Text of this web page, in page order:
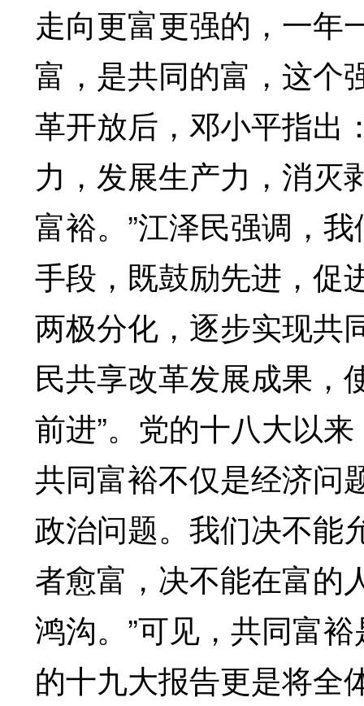
走向更富更强的，一年
富，是共同的富，这个
革开放后，邓小平指出
力，发展生产力，消灭
富裕。”江泽民强调，
手段，既鼓励先进，促
两极分化，逐步实现共
民共享改革发展成果，
前进”。党的十八大以
共同富裕不仅是经济问
政治问题。我们决不能
者愈富，决不能在富的
鸿沟。”可见，共同富
的十九大报告更是将全